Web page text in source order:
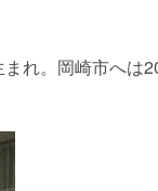
れ。岡崎市へは